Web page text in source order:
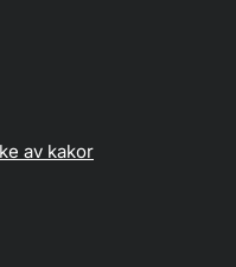
av kakor